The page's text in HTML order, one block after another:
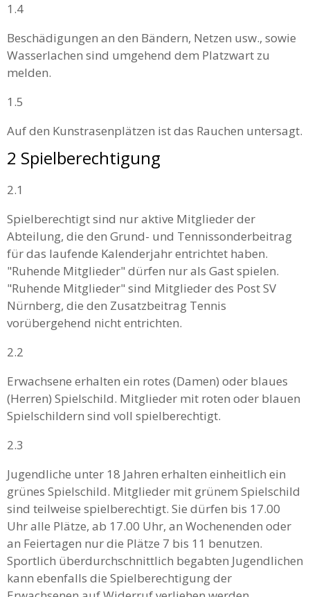
1.4
Beschädigungen an den Bändern, Netzen usw., sowie
Wasserlachen sind umgehend dem Platzwart zu
melden.
1.5
Auf den Kunstrasenplätzen ist das Rauchen untersagt.
2 Spielberechtigung
2.1
Spielberechtigt sind nur aktive Mitglieder der
Abteilung, die den Grund- und Tennissonderbeitrag
für das laufende Kalenderjahr entrichtet haben.
"Ruhende Mitglieder" dürfen nur als Gast spielen.
"Ruhende Mitglieder" sind Mitglieder des Post SV
Nürnberg, die den Zusatzbeitrag Tennis
vorübergehend nicht entrichten.
2.2
Erwachsene erhalten ein rotes (Damen) oder blaues
(Herren) Spielschild. Mitglieder mit roten oder blauen
Spielschildern sind voll spielberechtigt.
2.3
Jugendliche unter 18 Jahren erhalten einheitlich ein
grünes Spielschild. Mitglieder mit grünem Spielschild
sind teilweise spielberechtigt. Sie dürfen bis 17.00
Uhr alle Plätze, ab 17.00 Uhr, an Wochenenden oder
an Feiertagen nur die Plätze 7 bis 11 benutzen.
Sportlich überdurchschnittlich begabten Jugendlichen
kann ebenfalls die Spielberechtigung der